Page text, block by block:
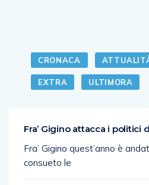
CRONACA
EXTRA ULTIMORA
Fra’ Gigino attacca i politici
Fra’ Gigino quest’anno è
consueto le